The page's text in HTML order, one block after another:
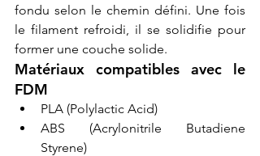
fondu selon le chemin défini. Une fois
le filament refroidi, il se solidifie pour
former une couche solide.
Matériaux compatibles avec le
FDM
PLA (Polylactic Acid)
ABS (Acrylonitrile Butadiene
Styrene)